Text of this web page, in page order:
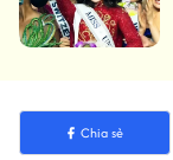
Chia sẻ